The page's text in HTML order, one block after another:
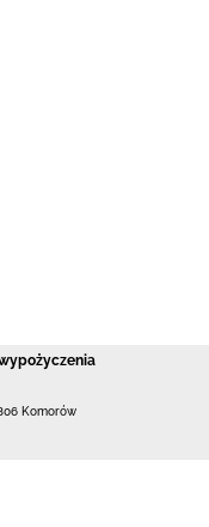
Komorów